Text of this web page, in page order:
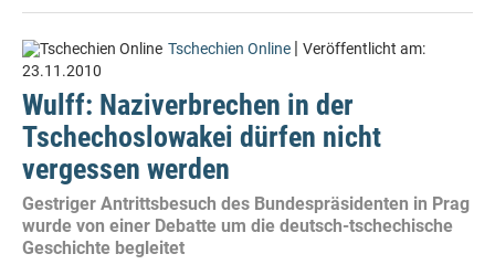
Tschechien Online | Veröffentlicht am:
23.11.2010
Wulff: Naziverbrechen in der
Tschechoslowakei dürfen nicht
vergessen werden
Gestriger Antrittsbesuch des Bundespräsidenten in Prag
wurde von einer Debatte um die deutsch-tschechische
Geschichte begleitet